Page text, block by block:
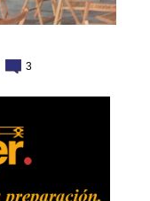
3